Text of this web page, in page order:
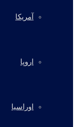
آمریکا
اروپا
اوراسیا